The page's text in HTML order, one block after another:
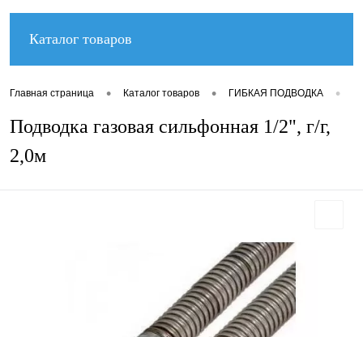
Каталог товаров
Главная страница • Каталог товаров • ГИБКАЯ ПОДВОДКА •
Подводка газовая сильфонная 1/2", г/г,
2,0м